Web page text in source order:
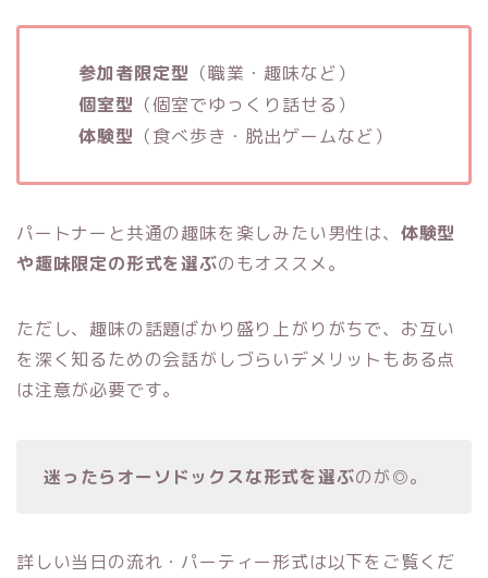
参加者限定型 （職業・趣味など）
個室型 （個室でゆっくり話せる）
体験型 （食べ歩き・脱出ゲームなど）
パートナーと共通の趣味を楽しみたい男性は、 体験型
や趣味限定の形式を選ぶのもオススメ。
ただし、趣味の話題ばかり盛り上がりがちで、お互い
を深く知るための会話がしづらいデメリットもある点
は注意が必要です。
迷ったらオーソドックスな形式を選ぶのが◎。
詳しい当日の流れ・パーティー形式は以下をご覧くだ